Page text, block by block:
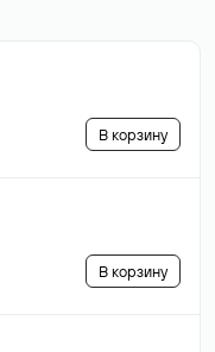
В корзину
В корзину